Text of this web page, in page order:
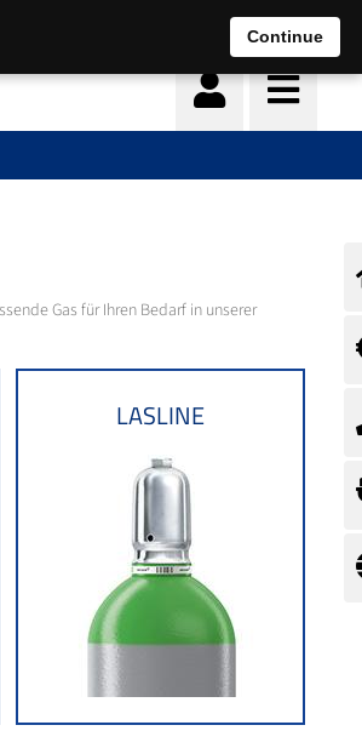
Gas für Ihren Bedarf in unserer
LASLINE
Continue